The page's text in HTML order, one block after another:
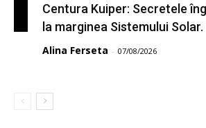
Centura Kuiper: Secretele
la marginea Sistemului Solar.
Alina Ferseta - 07/08/2026